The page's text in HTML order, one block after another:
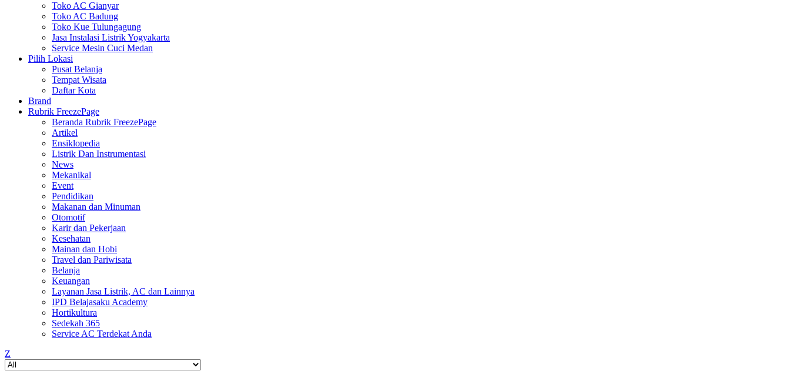
Toko AC Gianyar
Toko AC Badung
Toko Kue Tulungagung
Jasa Instalasi Listrik Yogyakarta
Service Mesin Cuci Medan
Pilih Lokasi
Pusat Belanja
Tempat Wisata
Daftar Kota
Brand
Rubrik FreezePage
Beranda Rubrik FreezePage
Artikel
Ensiklopedia
Listrik Dan Instrumentasi
News
Mekanikal
Event
Pendidikan
Makanan dan Minuman
Otomotif
Karir dan Pekerjaan
Kesehatan
Mainan dan Hobi
Travel dan Pariwisata
Belanja
Keuangan
Layanan Jasa Listrik, AC dan Lainnya
IPD Belajasaku Academy
Hortikultura
Sedekah 365
Service AC Terdekat Anda
Z